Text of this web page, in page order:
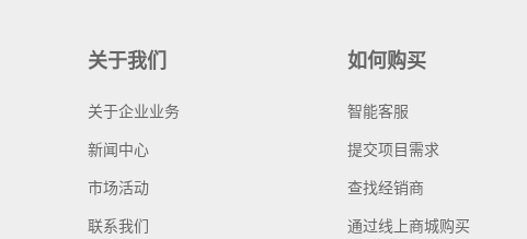
关于我们
关于企业业务
新闻中心
市场活动
联系我们
如何购买
智能客服
提交项目需求
查找经销商
通过线上商城购买